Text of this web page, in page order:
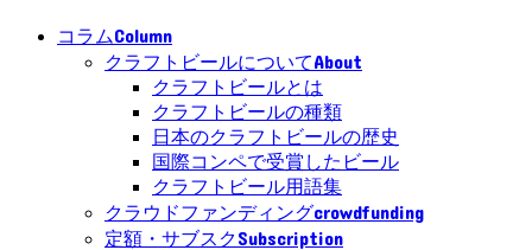
コラムColumn
クラフトビールについてAbout
クラフトビールとは
クラフトビールの種類
日本のクラフトビールの歴史
国際コンペで受賞したビール
クラフトビール用語集
クラウドファンディングcrowdfunding
定額・サブスクSubscription